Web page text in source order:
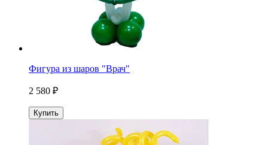
Фигура из шаров "Врач"
2 580 ₽
Купить